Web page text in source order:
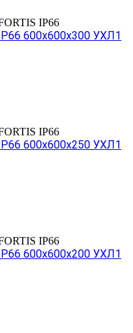
IP66
600х600х300 УХЛ1
IP66
600х600х250 УХЛ1
IP66
600х600х200 УХЛ1